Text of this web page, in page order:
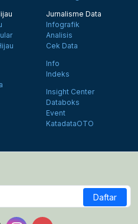
Jurnalisme Data
Infografik
Analisis
Cek Data
Info
Indeks
Insight Center
Databoks
Event
KatadataOTO
Daftar